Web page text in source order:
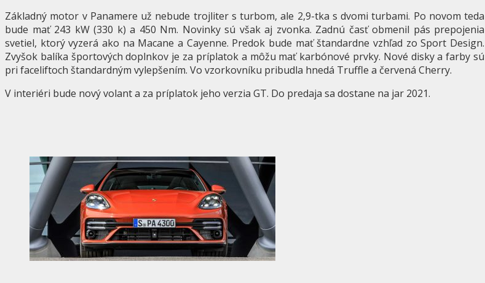
Základný motor v Panamere už nebude trojliter s turbom, ale 2,9-tka s dvomi turbami. Po novom teda
bude mať 243 kW (330 k) a 450 Nm. Novinky sú však aj zvonka. Zadnú časť obmenil pás prepojenia
svetiel, ktorý vyzerá ako na Macane a Cayenne. Predok bude mať štandardne vzhľad zo Sport Design.
Zvyšok balíka športových doplnkov je za príplatok a môžu mať karbónové prvky. Nové disky a farby sú
pri faceliftoch štandardným vylepšením. Vo vzorkovníku pribudla hnedá Truffle a červená Cherry.
V interiéri bude nový volant a za príplatok jeho verzia GT. Do predaja sa dostane na jar 2021.